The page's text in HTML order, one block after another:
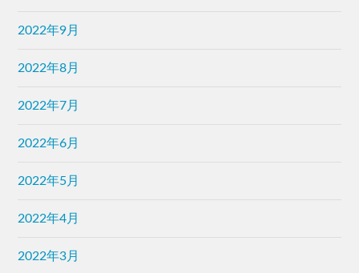
2022年9月
2022年8月
2022年7月
2022年6月
2022年5月
2022年4月
2022年3月